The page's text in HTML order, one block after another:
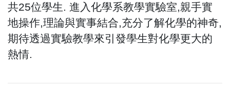
共25位學生. 進入化學系教學實驗室,親手實
地操作,理論與實事結合,充分了解化學的神奇,
期待透過實驗教學來引發學生對化學更大的
熱情.